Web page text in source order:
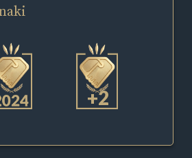
+2